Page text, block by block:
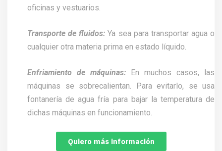
oficinas y vestuarios.
Transporte de fluidos:Ya sea para transportar agua o
cualquier otra materia prima en estado líquido.
Enfriamiento de máquinas: En muchos casos, las
máquinas se sobrecalientan. Para evitarlo, se usa
fontanería de agua fría para bajar la temperatura de
dichas máquinas en funcionamiento.
Quiero más información